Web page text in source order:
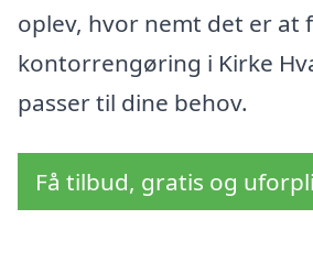
oplev, hvor nemt det er at
kontorrengøring i Kirke
passer til dine behov.
Få tilbud, gratis og